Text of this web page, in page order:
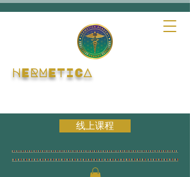
HERMETICA
线上课程